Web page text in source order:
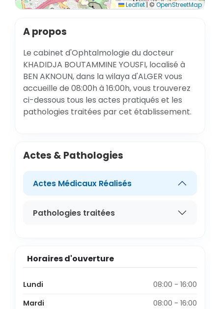
Leaflet|©OpenStreetMap
A propos
Le cabinet d'Ophtalmologie du docteur
KHADIDJA BOUTAMMINE YOUSFI, localisé à
BEN AKNOUN, dans la wilaya d'ALGER vous
accueille de 08:00h à 16:00h, vous trouverez
ci-dessous tous les actes pratiqués et les
pathologies traitées par cet établissement.
Actes & Pathologies
Actes Médicaux Réalisés
Pathologies traitées
Horaires d'ouverture
Lundi
08:00 - 16:00
Mardi
08:00 - 16:00